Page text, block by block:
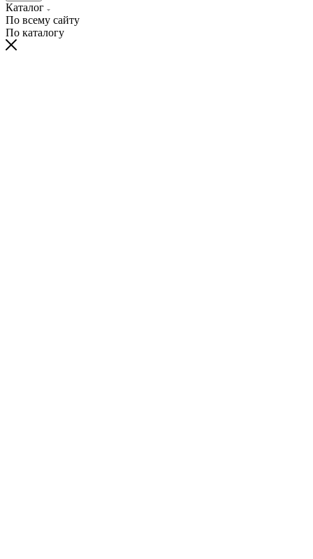
Каталог
По всему сайту
По каталогу